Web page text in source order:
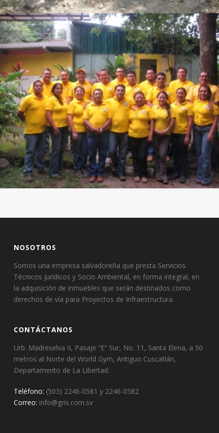
NOSOTROS
Somos una empresa salvadoreña que presta Servicios
Técnicos Jurídicos y Socio Ambiental, en forma integral, en
la adquisición de inmuebles que serán destinados como
derechos de vía para Proyectos de Infraestructura.
CONTÁCTANOS
Urb. Madreselva II, Pasaje “E” Sur, No. 11, Santa Elena, a 50
metros al Norte del World Gym, Antiguo Cuscatlán,
Departamento de La Libertad.
Teléfono: (503) 2246-0581 y 2246-0582
Correo: info@gris.com.sv